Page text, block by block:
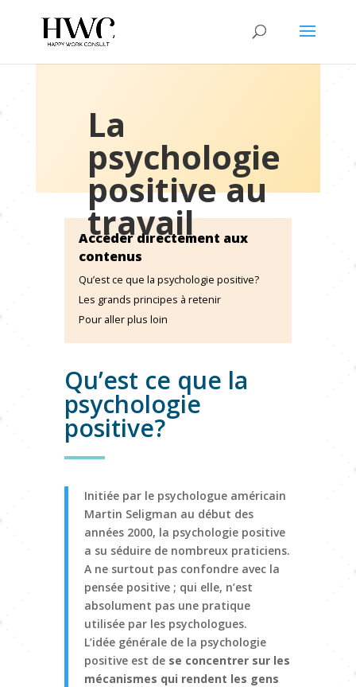
La
psychologie
positive au
travail
Accéder directement aux
contenus
Qu’est ce que la psychologie positive?
Les grands principes à retenir
Pour aller plus loin
Qu’est ce que la
psychologie
positive?
Initiée par le psychologue américain
Martin Seligman au début des
années 2000, la psychologie positive
a su séduire de nombreux praticiens.
A ne surtout pas confondre avec la
pensée positive ; qui elle, n’est
absolument pas une pratique
utilisée par les psychologues.
L’idée générale de la psychologie
positive est de se concentrer sur les
mécanismes qui rendent les gens